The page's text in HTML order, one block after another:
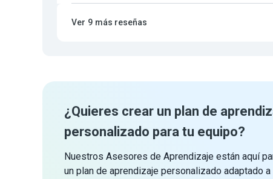
Ver 9 más reseñas
¿Quieres crear un plan de
personalizado para tu equipo?
Nuestros Asesores de Aprendizaje están aquí
un plan de aprendizaje personalizado adaptado